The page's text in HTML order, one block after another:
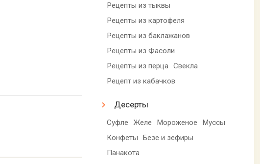
Рецепты из тыквы
Рецепты из картофеля
Рецепты из баклажанов
Рецепты из Фасоли
Рецепты из перца Свекла
Рецепт из кабачков
Десерты
Суфле Желе Мороженое
Муссы
Конфеты
Безе и зефиры
Панакота